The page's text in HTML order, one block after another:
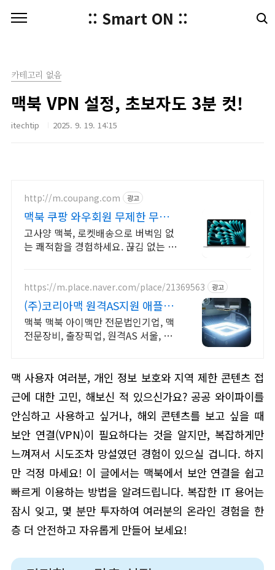
:: Smart ON ::
카테고리 없음
맥북 VPN 설정, 초보자도 3분 컷!
itechtip 2025. 9. 19. 14:15
http://m.coupang.com 광고
맥북 쿠팡 와우회원 무제한 무료
배송
고사양 맥북, 로켓배송으로 버벅임 없
는 쾌적함을 경험하세요. 끊김 없는 작
https://m.place.naver.com/place/21369563 광고
(주)코리아맥 원격AS지원 애플정
식자격보유 신속출장점검
맥북 맥북 아이맥만 전문법인기업, 맥
전문장비, 출장픽업, 원격AS 서울, 경
맥 사용자 여러분, 개인 정보 보호와 지역 제한 콘텐츠 접
근에 대한 고민, 해보신 적 있으신가요? 공공 와이파이를
안심하고 사용하고 싶거나, 해외 콘텐츠를 보고 싶을 때
보안 연결(VPN)이 필요하다는 것을 알지만, 복잡하게만
느껴져서 시도조차 망설였던 경험이 있으실 겁니다. 하지
만 걱정 마세요! 이 글에서는 맥북에서 보안 연결을 쉽고
빠르게 이용하는 방법을 알려드립니다. 복잡한 IT 용어는
잠시 잊고, 몇 분만 투자하여 여러분의 온라인 경험을 한
층 더 안전하고 자유롭게 만들어 보세요!